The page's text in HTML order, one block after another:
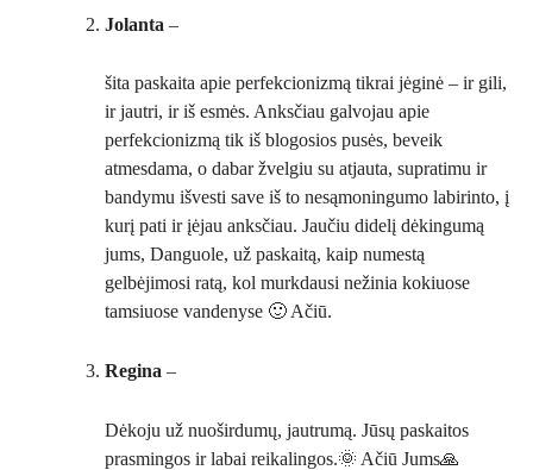
Jolanta –
šita paskaita apie perfekcionizmą tikrai jėginė – ir gili,
ir jautri, ir iš esmės. Anksčiau galvojau apie
perfekcionizmą tik iš blogosios pusės, beveik
atmesdama, o dabar žvelgiu su atjauta, supratimu ir
bandymu išvesti save iš to nesąmoningumo labirinto, į
kurį pati ir įėjau anksčiau. Jaučiu didelį dėkingumą
jums, Danguole, už paskaitą, kaip numestą
gelbėjimosi ratą, kol murkdausi nežinia kokiuose
tamsiuose vandenyse 🙂 Ačiū.
Regina –
Dėkoju už nuoširdumų, jautrumą. Jūsų paskaitos
prasmingos ir labai reikalingos.🌞 Ačiū Jums🙏